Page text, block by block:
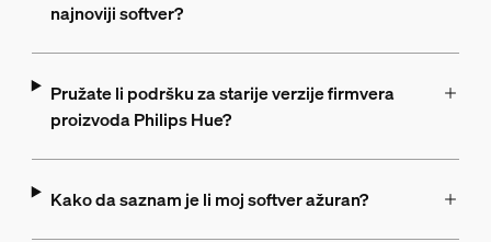
najnoviji softver?
Pružate li podršku za starije verzije firmvera
proizvoda Philips Hue?
Kako da saznam je li moj softver ažuran?